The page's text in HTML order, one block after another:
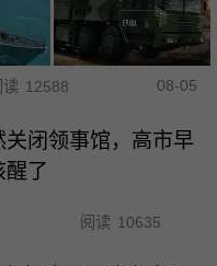
读 12588 08-05
关闭领事馆，高市早
醒了
阅读 10635